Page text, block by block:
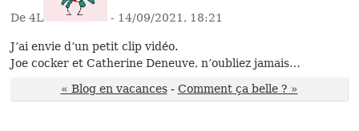
De 4L - 14/09/2021, 18:21
J’ai envie d’un petit clip vidéo.
Joe cocker et Catherine Deneuve, n’oubliez jamais…
« Blog en vacances - Comment ça belle ? »